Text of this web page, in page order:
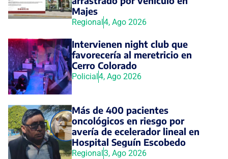
Majes
Regional 4, Ago 2026
Intervienen night club que
favorecería al meretricio en
Cerro Colorado
Policial 4, Ago 2026
Más de 400 pacientes
oncológicos en riesgo por
avería de ecelerador lineal en
Hospital Seguín Escobedo
Regional 3, Ago 2026